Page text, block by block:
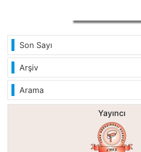
Son Sayı
Arşiv
Arama
Yayıncı